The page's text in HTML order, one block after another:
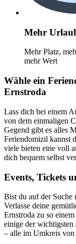
Mehr
Mehr Platz,
mehr Wert
Wähle ein
Ernstroda
Lass dich bei einem
von dem einmaligen
Gegend gibt es alles
Feriendomizil kannst
viele bieten eine voll
dich bequem selbst
Events, Tickets
Bist du auf der Suche
Verlasse deine
Ernstroda zu so
einige der wichtigsten
– alle im Umkreis